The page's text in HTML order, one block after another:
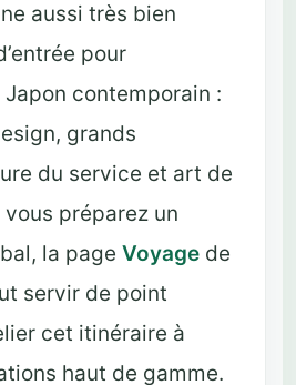
aussi très bien
pour
contemporain :
grands
du service et art de
préparez un
la page Voyagede
servir de point
cet itinéraire à
haut de gamme.